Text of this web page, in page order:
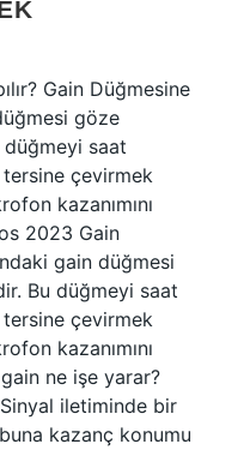
Gain Düğmesine
göze
saat
çevirmek
kazanımını
2023 Gain
gain düğmesi
Bu düğmeyi saat
çevirmek
kazanımını
ne işe yarar?
Sinyal iletiminde bir
kazanç konumu